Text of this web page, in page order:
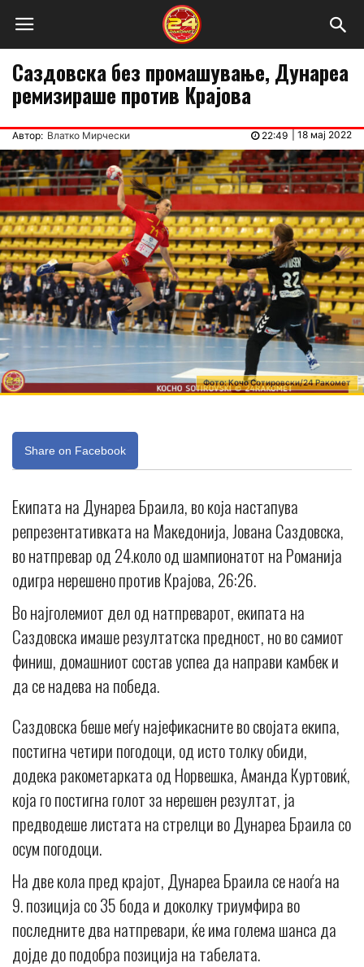
Саздовска без промашување, Дунареа
ремизираше против Крајова
Автор: Влатко Мирчески 18 мај 2022
22:49
Фото: Кочо Сотировски/24 Ракомет
Share on Facebook
Екипата на Дунареа Браила, во која настапува
репрезентативката на Македонија, Јована Саздовска,
во натпревар од 24.коло од шампионатот на Романија
одигра нерешено против Крајова, 26:26.
Во најголемиот дел од натпреварот, екипата на
Саздовска имаше резултатска предност, но во самиот
финиш, домашниот состав успеа да направи камбек и
да се надева на победа.
Саздовска беше меѓу најефикасните во својата екипа,
постигна четири погодоци, од исто толку обиди,
додека ракометарката од Норвешка, Аманда Куртовиќ,
која го постигна голот за нерешен резултат, ја
предводеше листата на стрелци во Дунареа Браила со
осум погодоци.
На две кола пред крајот, Дунареа Браила се наоѓа на
9. позиција со 35 бода и доколку триумфира во
последните два натпревари, ќе има голема шанса да
дојде до подобра позиција на табелата.